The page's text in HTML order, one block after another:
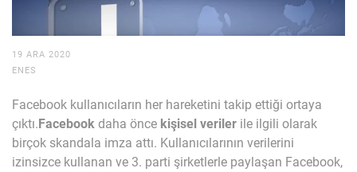
19 ARA 2020
ENES
Facebook kullanıcıların her hareketini takip ettiği ortaya
çıktı.Facebook daha önce kişisel veriler ile ilgili olarak
birçok skandala imza attı. Kullanıcılarının verilerini
izinsizce kullanan ve 3. parti şirketlerle paylaşan Facebook,